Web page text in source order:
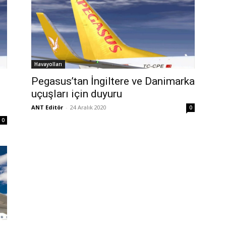
0
Havayolları
Pegasus’tan İngiltere ve Danimarka
uçuşları için duyuru
ANT Editör - 24 Aralık 2020 0